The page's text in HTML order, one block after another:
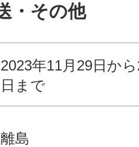
・その他
2023年11月29日か
日まで
離島